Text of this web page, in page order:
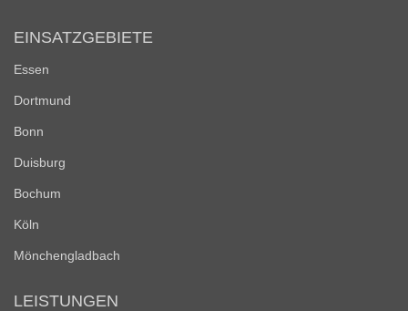
EINSATZGEBIETE
Essen
Dortmund
Bonn
Duisburg
Bochum
Köln
Mönchengladbach
LEISTUNGEN